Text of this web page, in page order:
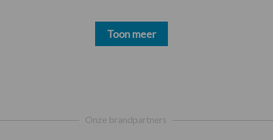
Toon meer
Onze brandpartners